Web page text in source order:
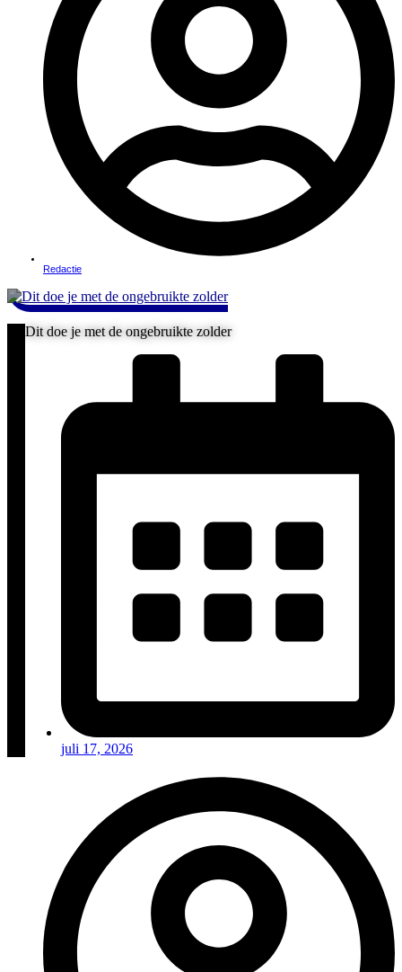
Redactie
Dit doe je met de ongebruikte zolder
juli 17, 2026